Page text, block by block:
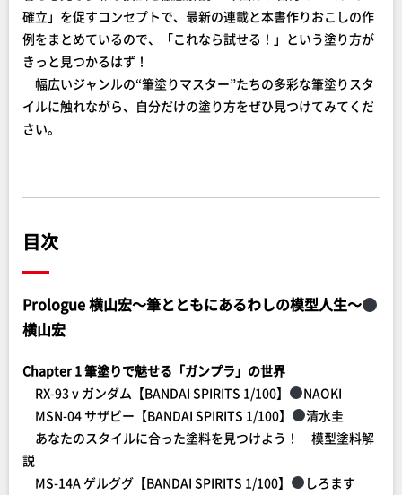
確立」を促すコンセプトで、最新の連載と本書作りおこしの作
例をまとめているので、「これなら試せる！」という塗り方が
きっと見つかるはず！
幅広いジャンルの“筆塗りマスター”たちの多彩な筆塗りスタ
イルに触れながら、自分だけの塗り方をぜひ見つけてみてくだ
さい。
目次
Prologue 横山宏～筆とともにあるわしの模型人生～
横山宏
Chapter 1 筆塗りで魅せる「ガンプラ」の世界
RX-93 ν ガンダム【BANDAI SPIRITS 1/100】
NAOKI
MSN-04 サザビー【BANDAI SPIRITS 1/100】
清水圭
あなたのスタイルに合った塗料を見つけよう！ 模型塗料解
説
MS-14A ゲルググ【BANDAI SPIRITS 1/100】
しろます